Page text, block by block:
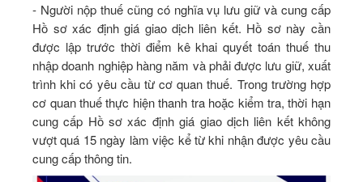
- Người nộp thuế cũng có nghĩa vụ lưu giữ và cung cấp
Hồ sơ xác định giá giao dịch liên kết. Hồ sơ này cần
được lập trước thời điểm kê khai quyết toán thuế thu
nhập doanh nghiệp hàng năm và phải được lưu giữ, xuất
trình khi có yêu cầu từ cơ quan thuế. Trong trường hợp
cơ quan thuế thực hiện thanh tra hoặc kiểm tra, thời hạn
cung cấp Hồ sơ xác định giá giao dịch liên kết không
vượt quá 15 ngày làm việc kể từ khi nhận được yêu cầu
cung cấp thông tin.